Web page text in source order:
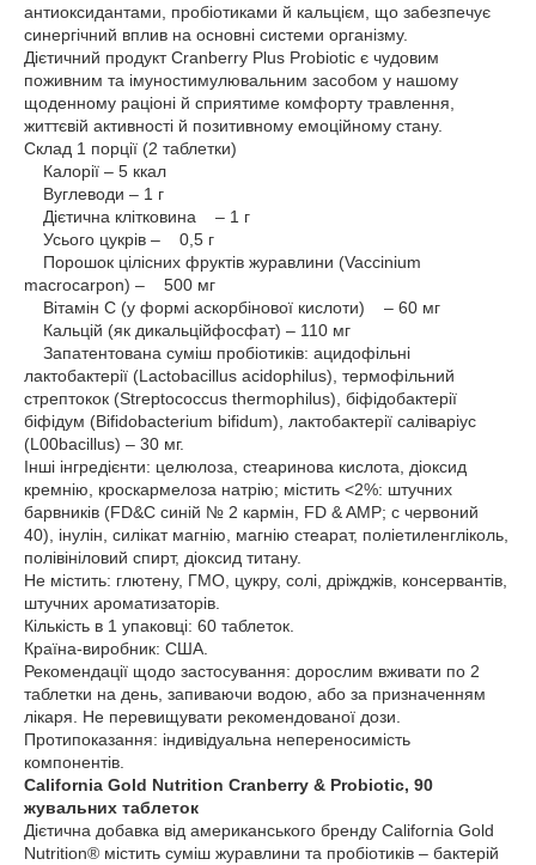
антиоксидантами, пробіотиками й кальцієм, що забезпечує
синергічний вплив на основні системи організму.
Дієтичний продукт Cranberry Plus Probiotic є чудовим
поживним та імуностимулювальним засобом у нашому
щоденному раціоні й сприятиме комфорту травлення,
життєвій активності й позитивному емоційному стану.
Склад 1 порції (2 таблетки)
Калорії – 5 ккал
Вуглеводи – 1 г
Дієтична клітковина – 1 г
Усього цукрів – 0,5 г
Порошок цілісних фруктів журавлини (Vaccinium
macrocarpon) – 500 мг
Вітамін С (у формі аскорбінової кислоти) – 60 мг
Кальцій (як дикальційфосфат) – 110 мг
Запатентована суміш пробіотиків: ацидофільні
лактобактерії (Lactobacillus acidophilus), термофільний
стрептокок (Streptococcus thermophilus), біфідобактерії
біфідум (Bifidobacterium bifidum), лактобактерії саліваріус
(L00bacillus) – 30 мг.
Інші інгредієнти: целюлоза, стеаринова кислота, діоксид
кремнію, кроскармелоза натрію; містить <2%: штучних
барвників (FD&C синій № 2 кармін, FD & AMP; c червоний
40), інулін, силікат магнію, магнію стеарат, поліетиленгліколь,
полівініловий спирт, діоксид титану.
Не містить: глютену, ГМО, цукру, солі, дріжджів, консервантів,
штучних ароматизаторів.
Кількість в 1 упаковці: 60 таблеток.
Країна-виробник: США.
Рекомендації щодо застосування: дорослим вживати по 2
таблетки на день, запиваючи водою, або за призначенням
лікаря. Не перевищувати рекомендованої дози.
Протипоказання: індивідуальна непереносимість
компонентів.
California Gold Nutrition Cranberry & Probiotic, 90
жувальних таблеток
Дієтична добавка від американського бренду California Gold
Nutrition® містить суміш журавлини та пробіотиків – бактерій